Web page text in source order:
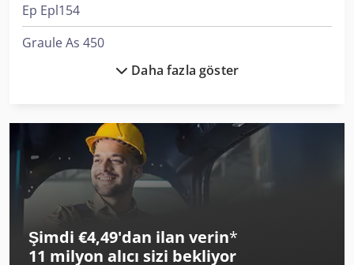
Ep Epl154
Graule As 450
Lvd Ppeb 400/61
Matsuura H.plus-300 Pc-5
Mercedes-Benz Sprinter
Mercedes-Benz Sprinter 300
Daha fazla göster
Şimdi €4,49'dan ilan verin*
11 milyon alıcı sizi bekliyor